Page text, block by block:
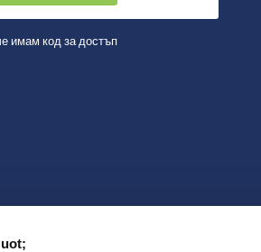
имам код за достъп